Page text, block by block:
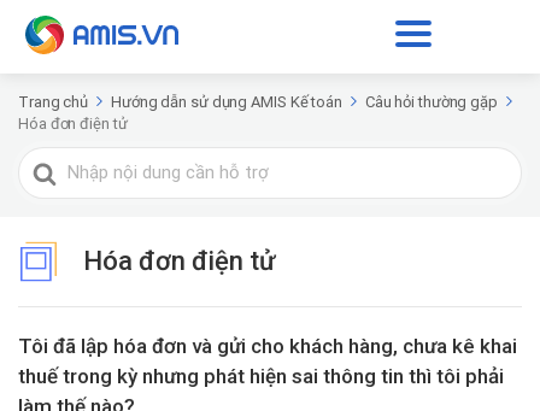
Trang chủ Hướng dẫn sử dụng AMIS Kế toán
Câu hỏi thường gặp
Hóa đơn điện tử
Tìm
kiếm
Hóa đơn điện tử
Tôi đã lập hóa đơn và gửi cho khách hàng, chưa kê khai
thuế trong kỳ nhưng phát hiện sai thông tin thì tôi phải
làm thế nào?